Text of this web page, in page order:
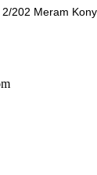
202 Meram